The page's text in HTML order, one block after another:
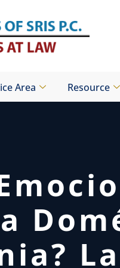
Area Resource
La